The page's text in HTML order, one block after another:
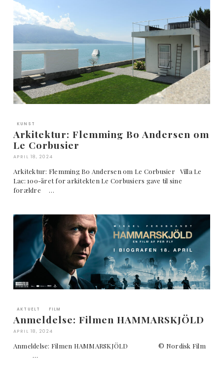
KUNST
Arkitektur: Flemming Bo Andersen om
Le Corbusier
APRIL 18, 2024
Arkitektur: Flemming Bo Andersen om Le Corbusier Villa Le
Lac: 100-året for arkitekten Le Corbusiers gave til sine
forældre …
AKTUELT FILM
Anmeldelse: Filmen HAMMARSKJÖLD
APRIL 18, 2024
Anmeldelse: Filmen HAMMARSKJÖLD © Nordisk Film
…